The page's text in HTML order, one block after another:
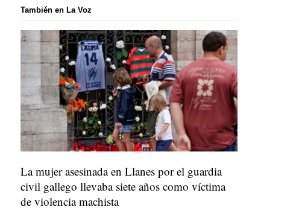
También en La Voz
La mujer asesinada en Llanes por el guardia
civil gallego llevaba siete años como víctima
de violencia machista